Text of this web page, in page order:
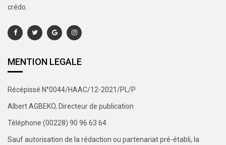
crédo.
MENTION LEGALE
Récépissé N°0044/HAAC/12-2021/PL/P
Albert AGBEKO, Directeur de publication
Téléphone (00228) 90 96 63 64
Sauf autorisation de la rédaction ou partenariat pré-établi, la